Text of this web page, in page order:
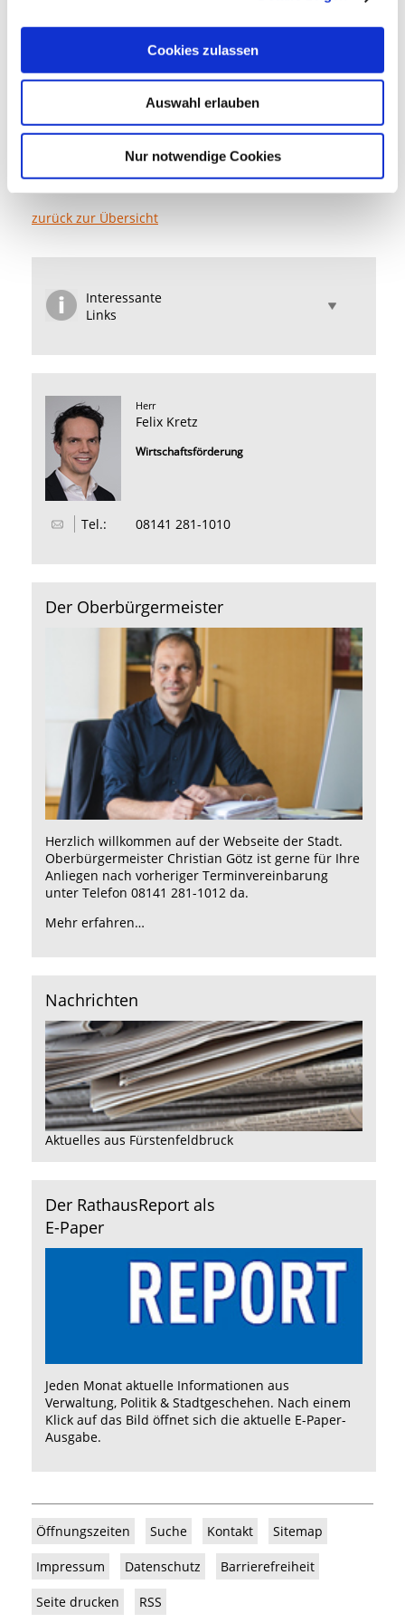
Cookies zulassen
Auswahl erlauben
Nur notwendige Cookies
Erklärung der Stadt Fürstenfeldbruck bezüglich der
Vorlage des Kooperationsvertrages bei der
Bundesnetzagentur.
Download Stellungnahme zum Kooperationsvertrag
Eine Übersicht über die Gebiete, die bis Ende
2027 von der Deutschen Telekom ausgebaut
werden, finden Siehier.
zurück zur Übersicht
Interessante
Links
Herr
Felix Kretz
Wirtschaftsförderung
Tel.: 08141 281-1010
Der Oberbürgermeister
Herzlich willkommen auf der Webseite der Stadt.
Oberbürgermeister Christian Götz ist gerne für Ihre
Anliegen nach vorheriger Terminvereinbarung
unter Telefon 08141 281-1012 da.
Mehr erfahren…
Nachrichten
Aktuelles aus Fürstenfeldbruck
Der RathausReport als
E-Paper
Jeden Monat aktuelle Informationen aus
Verwaltung, Politik & Stadtgeschehen. Nach einem
Klick auf das Bild öffnet sich die aktuelle E-Paper-
Ausgabe.
Öffnungszeiten Suche Kontakt Sitemap
Impressum Datenschutz Barrierefreiheit
Seite drucken RSS